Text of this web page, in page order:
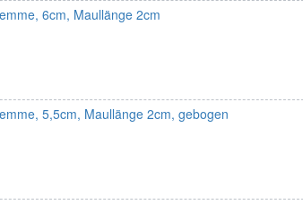
6cm, Maullänge 2cm
5,5cm, Maullänge 2cm, gebogen